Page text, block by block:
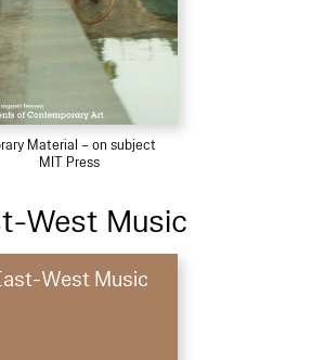
Material – on subject
MIT Press
West Music
West Music